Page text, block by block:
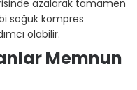
azalarak tamamen
soğuk kompres
olabilir.
Memnun